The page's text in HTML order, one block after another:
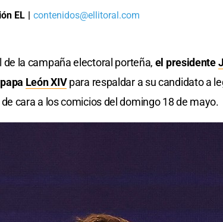
EL | contenidos@ellitoral.com
de la campaña electoral porteña, el presidente
León XIV para respaldar a su candidato a
de cara a los comicios del domingo 18 de mayo.